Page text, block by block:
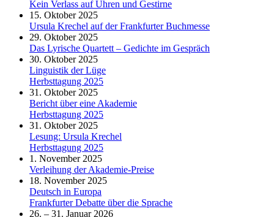
Kein Verlass auf Uhren und Gestirne
15. Oktober 2025
Ursula Krechel auf der Frankfurter Buchmesse
29. Oktober 2025
Das Lyrische Quartett – Gedichte im Gespräch
30. Oktober 2025
Linguistik der Lüge
Herbsttagung 2025
31. Oktober 2025
Bericht über eine Akademie
Herbsttagung 2025
31. Oktober 2025
Lesung: Ursula Krechel
Herbsttagung 2025
1. November 2025
Verleihung der Akademie-Preise
18. November 2025
Deutsch in Europa
Frankfurter Debatte über die Sprache
26. – 31. Januar 2026